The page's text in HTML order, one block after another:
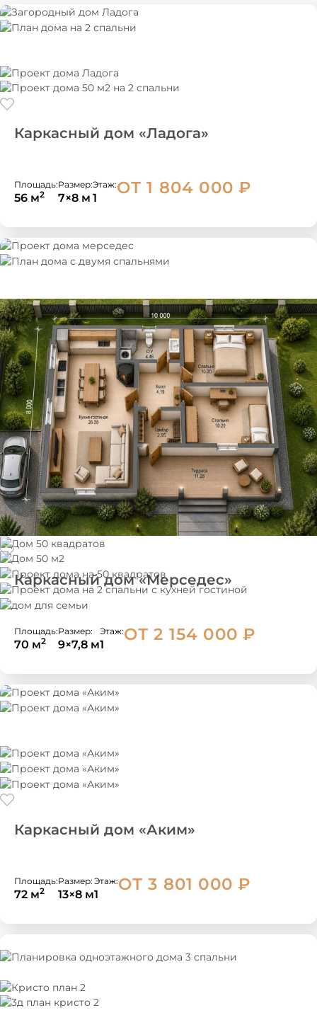
Каркасный дом «Ладога»
Площадь:
56 м2
Размер:
7×8 м
Этаж:
1
ОТ 1 804 000 ₽
Каркасный дом «Мерседес»
Площадь:
70 м2
Размер:
9×7,8 м
Этаж:
1
ОТ 2 154 000 ₽
Каркасный дом «Аким»
Площадь:
72 м2
Размер:
13×8 м
Этаж:
1
ОТ 3 801 000 ₽